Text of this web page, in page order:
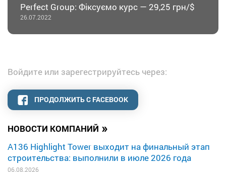
НОВОСТИ КОМПАНИЙ »
A136 Highlight Tower выходит на финальный этап
строительства: выполнили в июле 2026 года
06.08.2026
Perfect Group: Фіксуємо курс — 29,25 грн/$
26.07.2022
Войдите или зарегестрируйтесь через:
ПРОДОЛЖИТЬ С FACEBOOK